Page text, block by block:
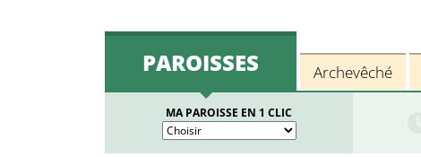
PAROISSES Archevêché
MA PAROISSE EN 1 CLIC